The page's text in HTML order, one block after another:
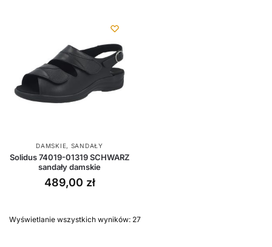
DAMSKIE, SANDAŁY
Solidus 74019-01319 SCHWARZ
sandały damskie
489,00 zł
Wyświetlanie wszystkich wyników: 27